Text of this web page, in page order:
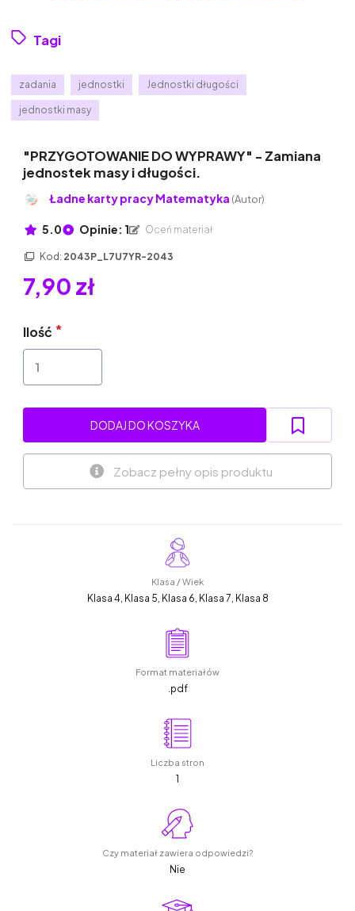
Tagi
zadania jednostki Jednostki długości
jednostki masy
"PRZYGOTOWANIE DO WYPRAWY" - Zamiana
jednostek masy i długości.
Ładne karty pracy Matematyka (Autor)
5.0 Opinie: 1 Oceń materiał
Kod: 2043P_L7U7YR-2043
7,90 zł
Ilość
DODAJ DO KOSZYKA
Zobacz pełny opis produktu
Klasa / Wiek
Klasa 4, Klasa 5, Klasa 6, Klasa 7, Klasa 8
Format materiałów
.pdf
Liczba stron
1
Czy materiał zawiera odpowiedzi?
Nie